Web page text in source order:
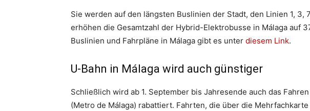
Sie werden auf den längsten Buslinien der Stadt, den Linien 1, 3,
erhöhen die Gesamtzahl der Hybrid-Elektrobusse in Málaga auf
Buslinien und Fahrpläne in Málaga gibt es unter diesem Link.
U-Bahn in Málaga wird auch günstiger
Schließlich wird ab 1. September bis Jahresende auch das
(Metro de Málaga) rabattiert. Fahrten, die über die